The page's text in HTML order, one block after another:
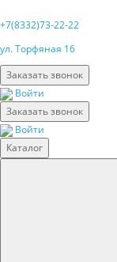
+7(8332)73-22-22
ул. Торфяная 16
Заказать звонок
Войти
Заказать звонок
Войти
Каталог